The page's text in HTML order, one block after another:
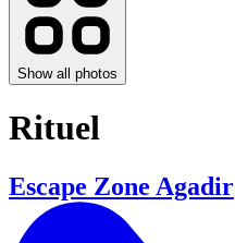
Show all photos
Rituel
Escape Zone Agadir